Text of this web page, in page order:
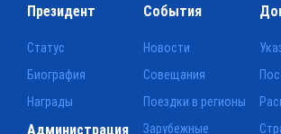
Президент
Статус
Биография
Награды
События
Новости
Совещания
Поездки в регионы
Зарубежные
Администрация